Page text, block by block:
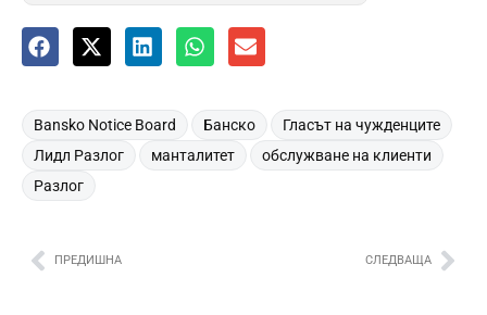
Bansko Notice Board Банско Гласът на чужденците
Лидл Разлог манталитет обслужване на клиенти
Разлог
ПРЕДИШНА СЛЕДВАЩА